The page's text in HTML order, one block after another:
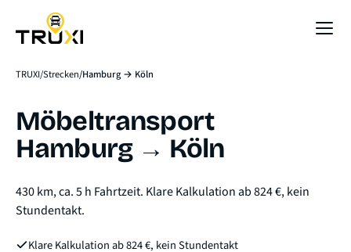
TRUXI Strecken Hamburg → Köln
Möbeltransport
Hamburg → Köln
430 km, ca. 5 h Fahrtzeit. Klare Kalkulation ab 824 €, kein
Stundentakt.
Klare Kalkulation ab 824 €, kein Stundentakt